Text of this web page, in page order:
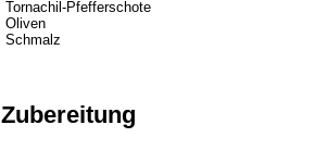
Tornachil-Pfefferschote
Oliven
Schmalz
Zubereitung